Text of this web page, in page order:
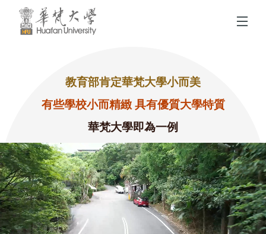
跳到頁面主要內容區
教育部肯定華梵大學小而美
有些學校小而精緻 具有優質大學特質
華梵大學即為一例